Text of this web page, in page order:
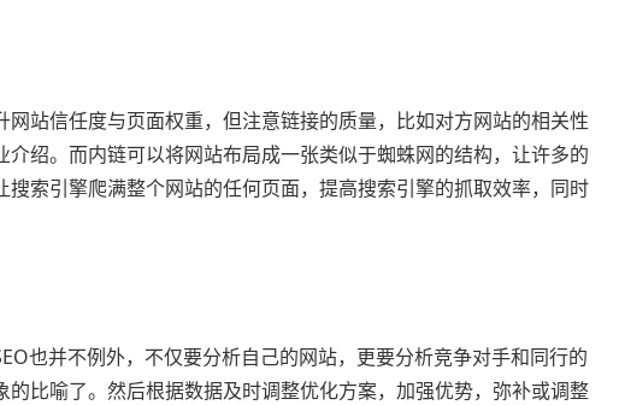
站信任度与页面权重，但注意链接的质量，比如对方网站的相关性
绍。而内链可以将网站布局成一张类似于蜘蛛网的结构，让许多的
索引擎爬满整个网站的任何页面，提高搜索引擎的抓取效率，同时
也并不例外，不仅要分析自己的网站，更要分析竞争对手和同行的
比喻了。然后根据数据及时调整优化方案，加强优势，弥补或调整